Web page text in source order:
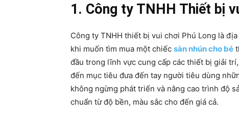
1. Công ty TNHH Thiết bị
Công ty TNHH thiết bị vui chơi Phú Long là
khi muốn tìm mua một chiếc sàn nhún cho bé
đầu trong lĩnh vực cung cấp các thiết bị giải
đến mục tiêu đưa đến tay người tiêu dùng
không ngừng phát triển và nâng cao trình độ
chuẩn từ độ bền, màu sắc cho đến giá cả.